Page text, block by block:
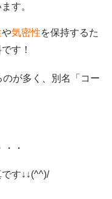
す。
や気密性を保持するた
す！
が多く、
別名「コー
・
す↓↓(^^)/